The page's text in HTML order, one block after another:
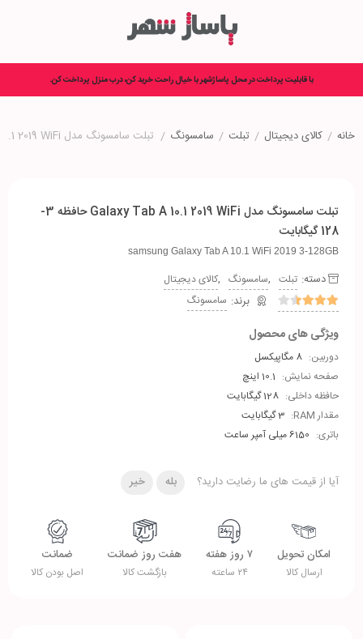
با قابلیت پرداخت در محل پاساژشهر با خیال راحت خرید کن، درب منزل پرداخت کن.
خانه / کالای دیجیتال / تبلت / سامسونگ / تبلت سامسونگ مدل Galaxy Tab A 10.1 2019 WiFi حافظه 3-128 گیگابایت
تبلت سامسونگ مدل Galaxy Tab A 10.1 2019 WiFi حافظه 3-
128 گیگابایت
samsung Galaxy Tab A 10.1 WiFi 2019 3-128GB
دسته: تبلت ,سامسونگ ,کالای دیجیتال
سامسونگ
ویژگی های محصول
دوربین:
صفحه نمایش:
حافظه داخلی:
مقدار RAM:
باتری:
آیا از قیمت های ما رضایت دارید؟ بله خیر
امکان تحویل
ارسال کالا
۷ روز هفته
۲۴ ساعته
هفت روز ضمانت
بازگشت کالا
ضمانت
اصل بودن کالا